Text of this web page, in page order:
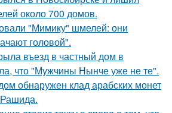
около 700 домов.
"Мимику" шмелей: они
головой".
въезд в частный дом в
что "Мужчины Нынче уже не те".
обнаружен клад арабских монет